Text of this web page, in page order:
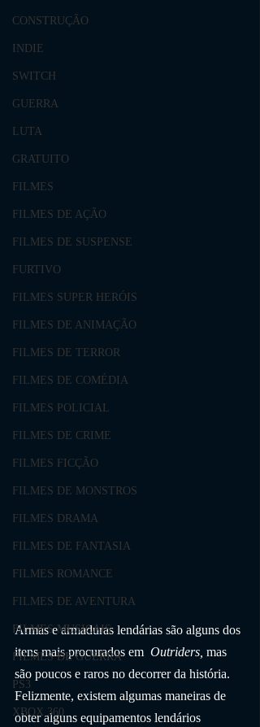
CONSTRUÇÃO
INDIE
SWITCH
GUERRA
LUTA
GRATUITO
FILMES
FILMES DE AÇÃO
FILMES DE SUSPENSE
FURTIVO
FILMES SUPER HERÓIS
FILMES DE ANIMAÇÃO
FILMES DE TERROR
FILMES DE COMÉDIA
FILMES POLICIAL
FILMES DE CRIME
FILMES FICÇÃO
FILMES DE MONSTROS
FILMES DRAMA
FILMES DE FANTASIA
FILMES ROMANCE
FILMES DE AVENTURA
FILMES MUSICAIS
FILMES DE GUERRA
PS3
XBOX 360
Armas e armaduras lendárias são alguns dos
itens mais procurados em Outriders, mas
são poucos e raros no decorrer da história.
Felizmente, existem algumas maneiras de
obter alguns equipamentos lendários